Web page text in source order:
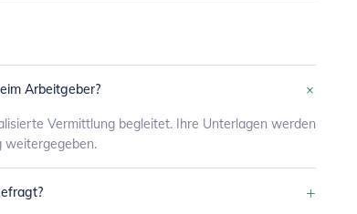
Arbeitgeber? +
Vermittlung begleitet. Ihre Unterlagen werden
weitergegeben.
+